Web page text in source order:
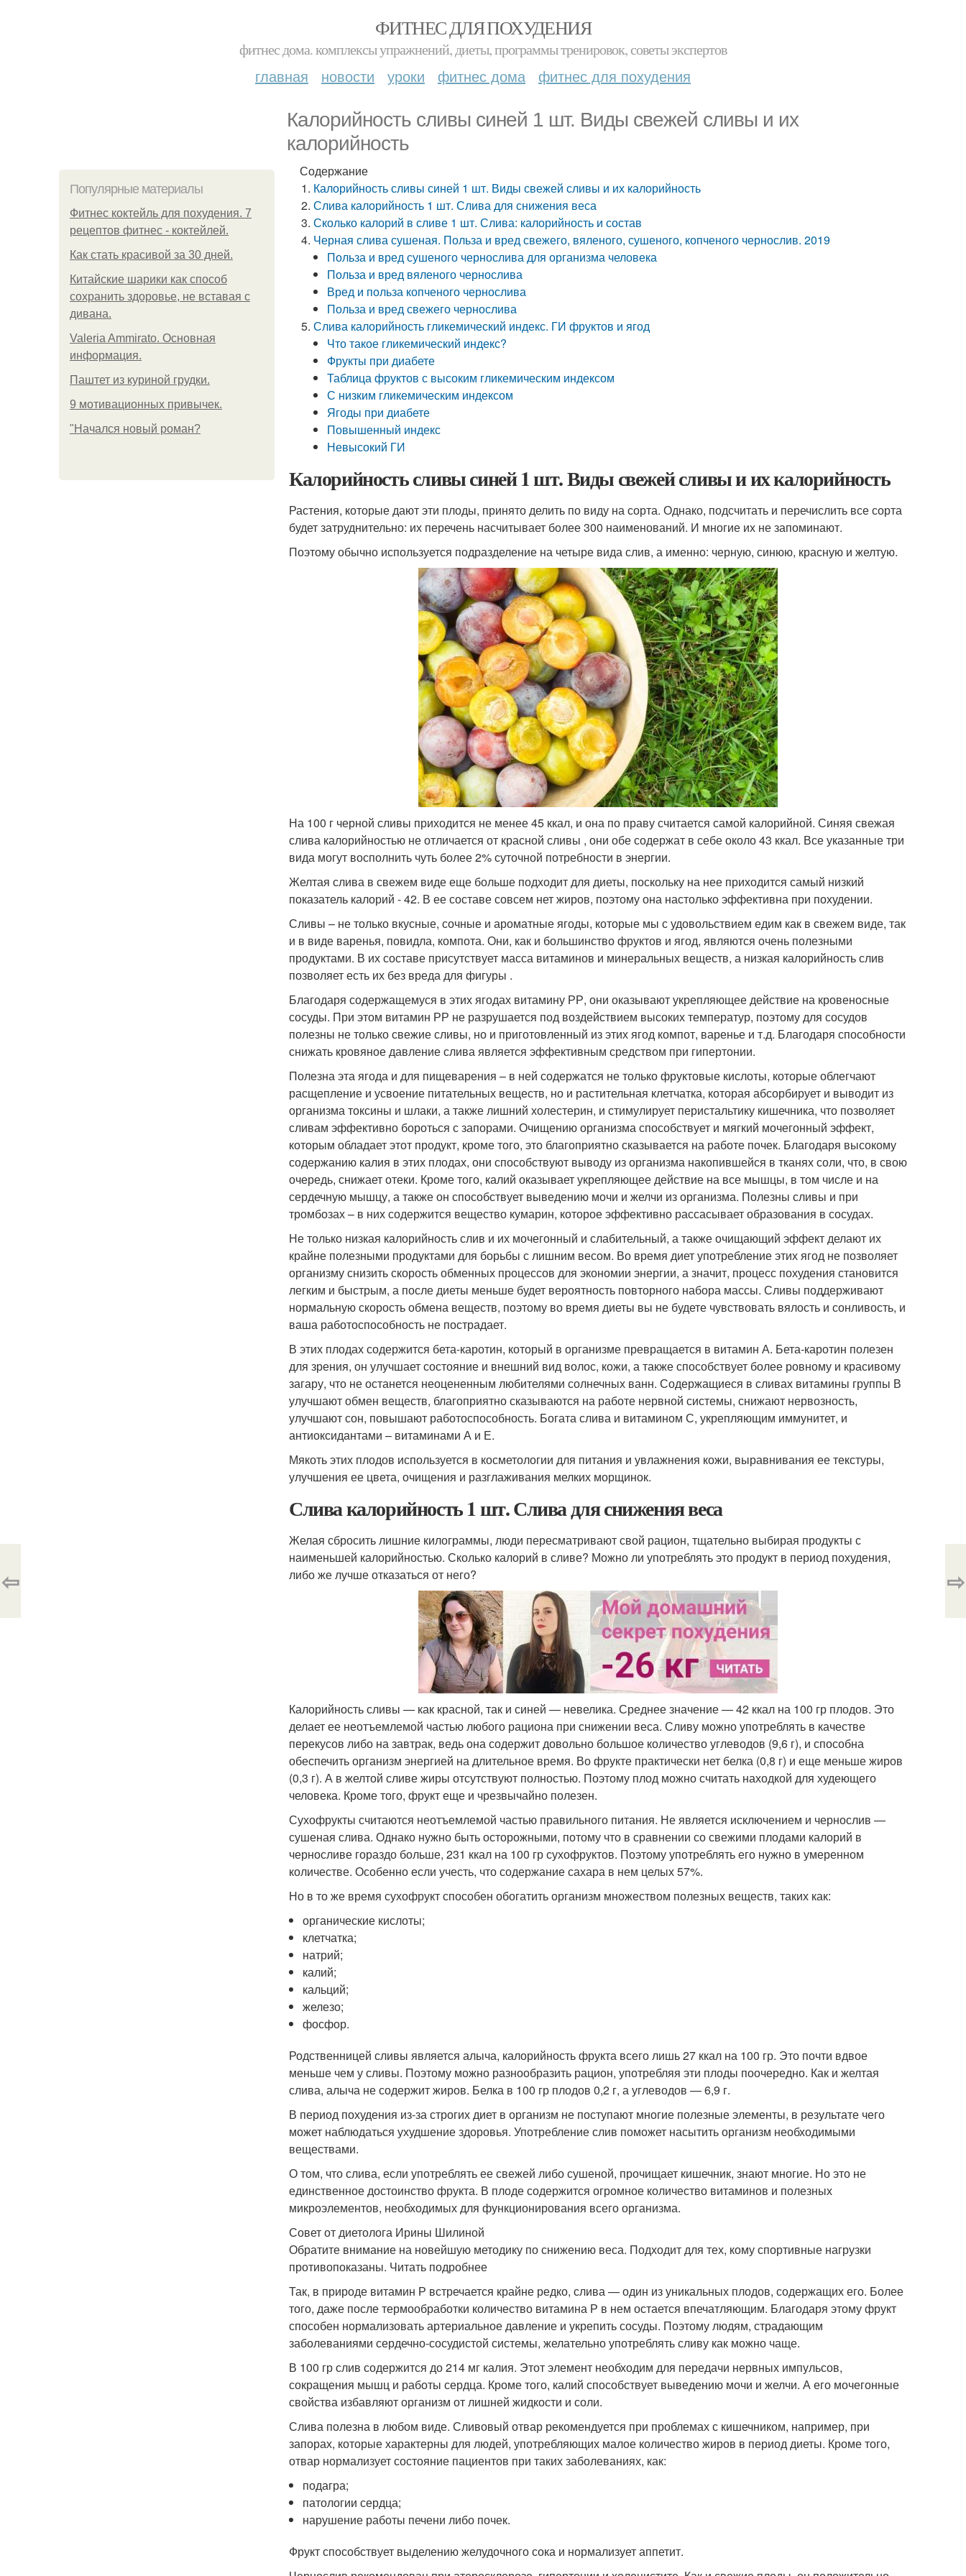
ФИТНЕС ДЛЯ ПОХУДЕНИЯ
фитнес дома. комплексы упражнений, диеты, программы тренировок, советы экспертов
главная новости уроки фитнес дома фитнес для похудения
Калорийность сливы синей 1 шт. Виды свежей сливы и их
калорийность
Популярные материалы
Фитнес коктейль для похудения. 7
рецептов фитнес - коктейлей.
Как стать красивой за 30 дней.
Китайские шарики как способ
сохранить здоровье, не вставая с
дивана.
Valeria Ammirato. Основная
информация.
Паштет из куриной грудки.
9 мотивационных привычек.
"Начался новый роман?
Содержание
Калорийность сливы синей 1 шт. Виды свежей сливы и их калорийность
Слива калорийность 1 шт. Слива для снижения веса
Сколько калорий в сливе 1 шт. Слива: калорийность и состав
Черная слива сушеная. Польза и вред свежего, вяленого, сушеного, копченого чернослив. 2019
Польза и вред сушеного чернослива для организма человека
Польза и вред вяленого чернослива
Вред и польза копченого чернослива
Польза и вред свежего чернослива
Слива калорийность гликемический индекс. ГИ фруктов и ягод
Что такое гликемический индекс?
Фрукты при диабете
Таблица фруктов с высоким гликемическим индексом
С низким гликемическим индексом
Ягоды при диабете
Повышенный индекс
Невысокий ГИ
Калорийность сливы синей 1 шт. Виды свежей сливы и их калорийность
Растения, которые дают эти плоды, принято делить по виду на сорта. Однако, подсчитать и перечислить все сорта
будет затруднительно: их перечень насчитывает более 300 наименований. И многие их не запоминают.
Поэтому обычно используется подразделение на четыре вида слив, а именно: черную, синюю, красную и желтую.
На 100 г черной сливы приходится не менее 45 ккал, и она по праву считается самой калорийной. Синяя свежая
слива калорийностью не отличается от красной сливы , они обе содержат в себе около 43 ккал. Все указанные три
вида могут восполнить чуть более 2% суточной потребности в энергии.
Желтая слива в свежем виде еще больше подходит для диеты, поскольку на нее приходится самый низкий
показатель калорий - 42. В ее составе совсем нет жиров, поэтому она настолько эффективна при похудении.
Сливы – не только вкусные, сочные и ароматные ягоды, которые мы с удовольствием едим как в свежем виде, так
и в виде варенья, повидла, компота. Они, как и большинство фруктов и ягод, являются очень полезными
продуктами. В их составе присутствует масса витаминов и минеральных веществ, а низкая калорийность слив
позволяет есть их без вреда для фигуры .
Благодаря содержащемуся в этих ягодах витамину РР, они оказывают укрепляющее действие на кровеносные
сосуды. При этом витамин РР не разрушается под воздействием высоких температур, поэтому для сосудов
полезны не только свежие сливы, но и приготовленный из этих ягод компот, варенье и т.д. Благодаря способности
снижать кровяное давление слива является эффективным средством при гипертонии.
Полезна эта ягода и для пищеварения – в ней содержатся не только фруктовые кислоты, которые облегчают
расщепление и усвоение питательных веществ, но и растительная клетчатка, которая абсорбирует и выводит из
организма токсины и шлаки, а также лишний холестерин, и стимулирует перистальтику кишечника, что позволяет
сливам эффективно бороться с запорами. Очищению организма способствует и мягкий мочегонный эффект,
которым обладает этот продукт, кроме того, это благоприятно сказывается на работе почек. Благодаря высокому
содержанию калия в этих плодах, они способствуют выводу из организма накопившейся в тканях соли, что, в свою
очередь, снижает отеки. Кроме того, калий оказывает укрепляющее действие на все мышцы, в том числе и на
сердечную мышцу, а также он способствует выведению мочи и желчи из организма. Полезны сливы и при
тромбозах – в них содержится вещество кумарин, которое эффективно рассасывает образования в сосудах.
Не только низкая калорийность слив и их мочегонный и слабительный, а также очищающий эффект делают их
крайне полезными продуктами для борьбы с лишним весом. Во время диет употребление этих ягод не позволяет
организму снизить скорость обменных процессов для экономии энергии, а значит, процесс похудения становится
легким и быстрым, а после диеты меньше будет вероятность повторного набора массы. Сливы поддерживают
нормальную скорость обмена веществ, поэтому во время диеты вы не будете чувствовать вялость и сонливость, и
ваша работоспособность не пострадает.
В этих плодах содержится бета-каротин, который в организме превращается в витамин А. Бета-каротин полезен
для зрения, он улучшает состояние и внешний вид волос, кожи, а также способствует более ровному и красивому
загару, что не останется неоцененным любителями солнечных ванн. Содержащиеся в сливах витамины группы В
улучшают обмен веществ, благоприятно сказываются на работе нервной системы, снижают нервозность,
улучшают сон, повышают работоспособность. Богата слива и витамином С, укрепляющим иммунитет, и
антиоксидантами – витаминами А и Е.
Мякоть этих плодов используется в косметологии для питания и увлажнения кожи, выравнивания ее текстуры,
улучшения ее цвета, очищения и разглаживания мелких морщинок.
Слива калорийность 1 шт. Слива для снижения веса
Желая сбросить лишние килограммы, люди пересматривают свой рацион, тщательно выбирая продукты с
наименьшей калорийностью. Сколько калорий в сливе? Можно ли употреблять это продукт в период похудения,
либо же лучше отказаться от него?
Калорийность сливы — как красной, так и синей — невелика. Среднее значение — 42 ккал на 100 гр плодов. Это
делает ее неотъемлемой частью любого рациона при снижении веса. Сливу можно употреблять в качестве
перекусов либо на завтрак, ведь она содержит довольно большое количество углеводов (9,6 г), и способна
обеспечить организм энергией на длительное время. Во фрукте практически нет белка (0,8 г) и еще меньше жиров
(0,3 г). А в желтой сливе жиры отсутствуют полностью. Поэтому плод можно считать находкой для худеющего
человека. Кроме того, фрукт еще и чрезвычайно полезен.
Сухофрукты считаются неотъемлемой частью правильного питания. Не является исключением и чернослив —
сушеная слива. Однако нужно быть осторожными, потому что в сравнении со свежими плодами калорий в
черносливе гораздо больше, 231 ккал на 100 гр сухофруктов. Поэтому употреблять его нужно в умеренном
количестве. Особенно если учесть, что содержание сахара в нем целых 57%.
Но в то же время сухофрукт способен обогатить организм множеством полезных веществ, таких как:
органические кислоты;
клетчатка;
натрий;
калий;
кальций;
железо;
фосфор.
Родственницей сливы является алыча, калорийность фрукта всего лишь 27 ккал на 100 гр. Это почти вдвое
меньше чем у сливы. Поэтому можно разнообразить рацион, употребляя эти плоды поочередно. Как и желтая
слива, алыча не содержит жиров. Белка в 100 гр плодов 0,2 г, а углеводов — 6,9 г.
В период похудения из-за строгих диет в организм не поступают многие полезные элементы, в результате чего
может наблюдаться ухудшение здоровья. Употребление слив поможет насытить организм необходимыми
веществами.
О том, что слива, если употреблять ее свежей либо сушеной, прочищает кишечник, знают многие. Но это не
единственное достоинство фрукта. В плоде содержится огромное количество витаминов и полезных
микроэлементов, необходимых для функционирования всего организма.
Совет от диетолога Ирины Шилиной
Обратите внимание на новейшую методику по снижению веса. Подходит для тех, кому спортивные нагрузки
противопоказаны. Читать подробнее
Так, в природе витамин Р встречается крайне редко, слива — один из уникальных плодов, содержащих его. Более
того, даже после термообработки количество витамина Р в нем остается впечатляющим. Благодаря этому фрукт
способен нормализовать артериальное давление и укрепить сосуды. Поэтому людям, страдающим
заболеваниями сердечно-сосудистой системы, желательно употреблять сливу как можно чаще.
В 100 гр слив содержится до 214 мг калия. Этот элемент необходим для передачи нервных импульсов,
сокращения мышц и работы сердца. Кроме того, калий способствует выведению мочи и желчи. А его мочегонные
свойства избавляют организм от лишней жидкости и соли.
Слива полезна в любом виде. Сливовый отвар рекомендуется при проблемах с кишечником, например, при
запорах, которые характерны для людей, употребляющих малое количество жиров в период диеты. Кроме того,
отвар нормализует состояние пациентов при таких заболеваниях, как:
подагра;
патологии сердца;
нарушение работы печени либо почек.
Фрукт способствует выделению желудочного сока и нормализует аппетит.
⇦ ⇨